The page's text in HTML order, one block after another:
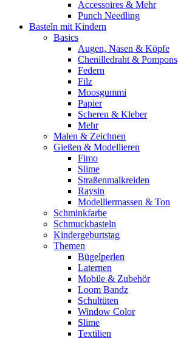
Accessoires & Mehr
Punch Needling
Basteln mit Kindern
Basics
Augen, Nasen & Köpfe
Chenilledraht & Pompons
Federn
Filz
Moosgummi
Papier
Scheren & Kleber
Mehr
Malen & Zeichnen
Gießen & Modellieren
Fimo
Slime
Straßenmalkreiden
Raysin
Modelliermassen & Ton
Schminkfarbe
Schmuckbasteln
Kindergeburtstag
Themen
Bügelperlen
Laternen
Mobile & Zubehör
Loom Bandz
Schultüten
Window Color
Slime
Textilien